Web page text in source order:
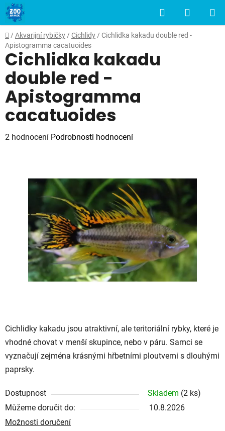
Přejít
na
obsah
Hledat
KOŠÍK
Domů
/ Akvarijní rybičky / Cichlidy / Cichlidka kakadu double red -
Apistogramma cacatuoides
Cichlidky kakadu jsou atraktivní, ale teritoriální rybky, které je
vhodné chovat v menší skupince, nebo v páru. Samci se
vyznačují zejména krásnými hřbetními ploutvemi s dlouhými
paprsky.
Dostupnost Skladem (2 ks)
Můžeme doručit do:
10.8.2026
Možnosti doručení
Cichlidka kakadu
double red -
Apistogramma
cacatuoides
Průměrné
hvězdiček.
2 hodnocení Podrobnosti hodnocení